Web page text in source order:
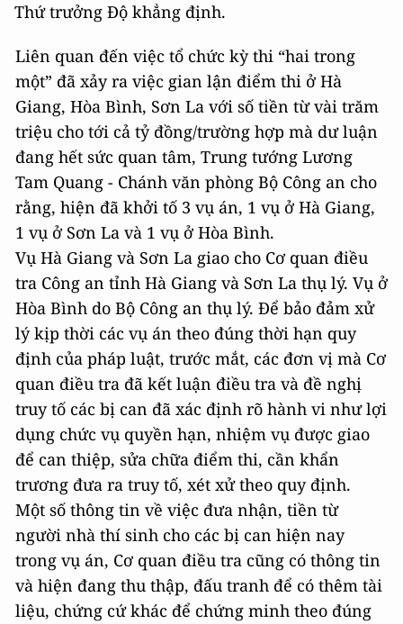
Thứ trưởng Độ khẳng định.
Liên quan đến việc tổ chức kỳ thi “hai trong
một” đã xảy ra việc gian lận điểm thi ở Hà
Giang, Hòa Bình, Sơn La với số tiền từ vài trăm
triệu cho tới cả tỷ đồng/trường hợp mà dư luận
đang hết sức quan tâm, Trung tướng Lương
Tam Quang - Chánh văn phòng Bộ Công an cho
rằng, hiện đã khởi tố 3 vụ án, 1 vụ ở Hà Giang,
1 vụ ở Sơn La và 1 vụ ở Hòa Bình.
Vụ Hà Giang và Sơn La giao cho Cơ quan điều
tra Công an tỉnh Hà Giang và Sơn La thụ lý. Vụ ở
Hòa Bình do Bộ Công an thụ lý. Để bảo đảm xử
lý kịp thời các vụ án theo đúng thời hạn quy
định của pháp luật, trước mắt, các đơn vị mà Cơ
quan điều tra đã kết luận điều tra và đề nghị
truy tố các bị can đã xác định rõ hành vi như lợi
dụng chức vụ quyền hạn, nhiệm vụ được giao
để can thiệp, sửa chữa điểm thi, cần khẩn
trương đưa ra truy tố, xét xử theo quy định.
Một số thông tin về việc đưa nhận, tiền từ
người nhà thí sinh cho các bị can hiện nay
trong vụ án, Cơ quan điều tra cũng có thông tin
và hiện đang thu thập, đấu tranh để có thêm tài
liệu, chứng cứ khác để chứng minh theo đúng